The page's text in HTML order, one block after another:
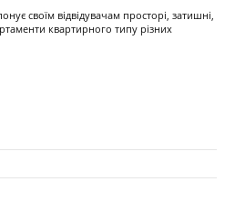
своїм відвідувачам просторі, затишні,
квартирного типу різних